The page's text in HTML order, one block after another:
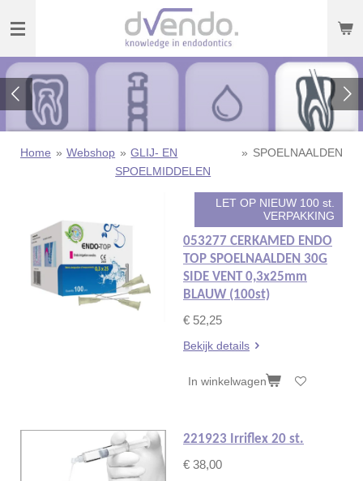
direct
de
hoofdinhoud
Home » Webshop » GLIJ- EN
SPOELMIDDELEN
» SPOELNAALDEN
LET OP NIEUW 100 st.
VERPAKKING
053277 CERKAMED ENDO
TOP SPOELNAALDEN 30G
SIDE VENT 0,3x25mm
BLAUW (100st)
€ 52,25
Bekijk details
In winkelwagen
221923 Irriflex 20 st.
€ 38,00